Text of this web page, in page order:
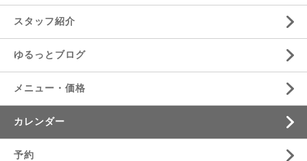
スタッフ紹介
ゆるっとブログ
メニュー・価格
カレンダー
予約